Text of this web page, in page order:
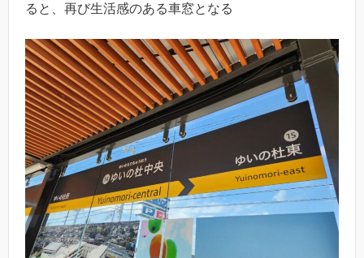
ると、再び生活感のある車窓となる